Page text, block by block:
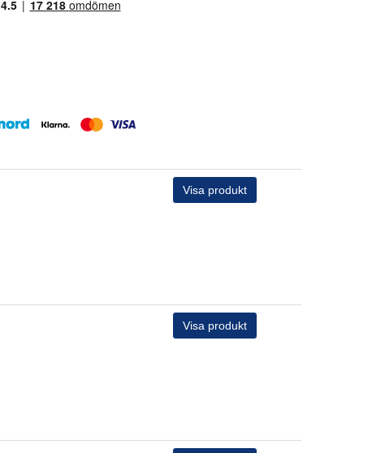
Visa produkt
Visa produkt